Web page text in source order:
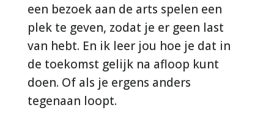
een bezoek aan de arts spelen een
plek te geven, zodat je er geen last
van hebt. En ik leer jou hoe je dat in
de toekomst gelijk na afloop kunt
doen. Of als je ergens anders
tegenaan loopt.